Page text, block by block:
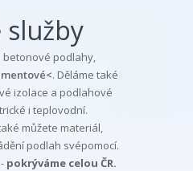
služby
betonové podlahy,
. Děláme také
izolace a podlahové
i teplovodní.
můžete materiál,
podlah svépomocí.
- pokrýváme celou ČR.